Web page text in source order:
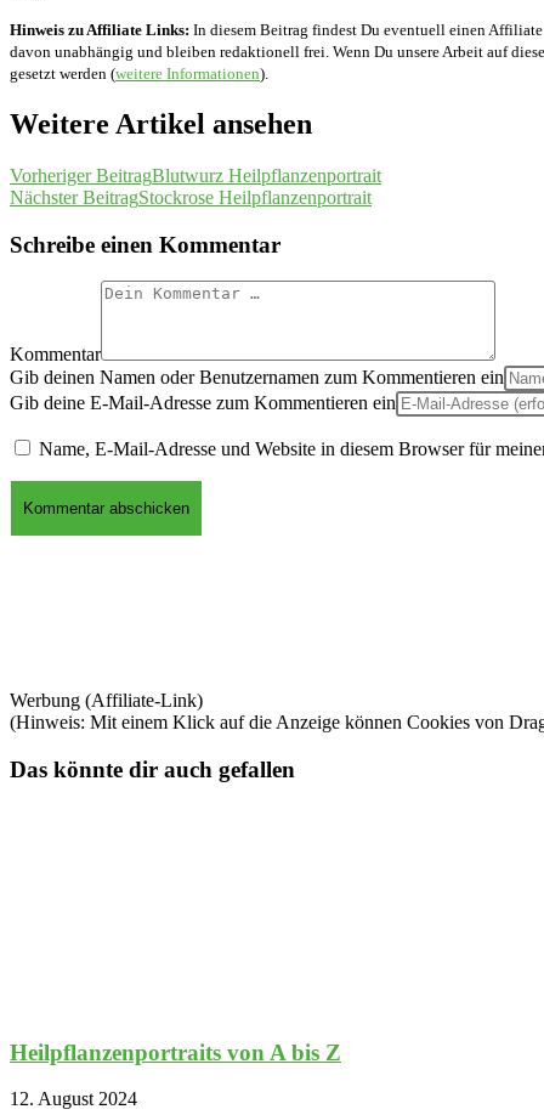
Hinweis zu Affiliate Links: In diesem Beitrag findest Du eventuell einen
davon unabhängig und bleiben redaktionell frei. Wenn Du unsere Arbeit auf
gesetzt werden (weitere Informationen).
Weitere Artikel ansehen
Vorheriger BeitragBlutwurz Heilpflanzenportrait
Nächster BeitragStockrose Heilpflanzenportrait
Schreibe einen Kommentar
Kommentar
Gib deinen Namen oder Benutzernamen zum Kommentieren ein
Gib deine E-Mail-Adresse zum Kommentieren ein
Name, E-Mail-Adresse und Website in diesem Browser für
Werbung (Affiliate-Link)
(Hinweis: Mit einem Klick auf die Anzeige können Cookies von
Das könnte dir auch gefallen
Heilpflanzenportraits von A bis Z
12. August 2024